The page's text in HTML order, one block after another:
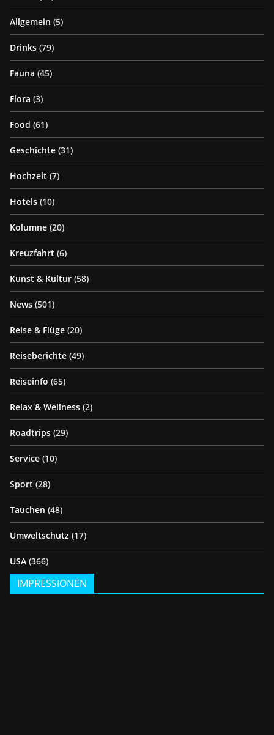
Allgemein (5)
Drinks (79)
Fauna (45)
Flora (3)
Food (61)
Geschichte (31)
Hochzeit (7)
Hotels (10)
Kolumne (20)
Kreuzfahrt (6)
Kunst & Kultur (58)
News (501)
Reise & Flüge (20)
Reiseberichte (49)
Reiseinfo (65)
Relax & Wellness (2)
Roadtrips (29)
Service (10)
Sport (28)
Tauchen (48)
Umweltschutz (17)
USA (366)
IMPRESSIONEN